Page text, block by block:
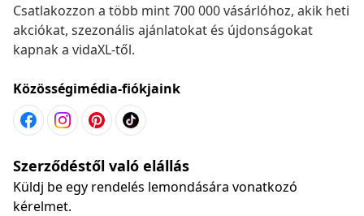
Csatlakozzon a több mint 700 000 vásárlóhoz, akik heti
akciókat, szezonális ajánlatokat és újdonságokat
kapnak a vidaXL-től.
Közösségimédia-fiókjaink
Szerződéstől való elállás
Küldj be egy rendelés lemondására vonatkozó
kérelmet.